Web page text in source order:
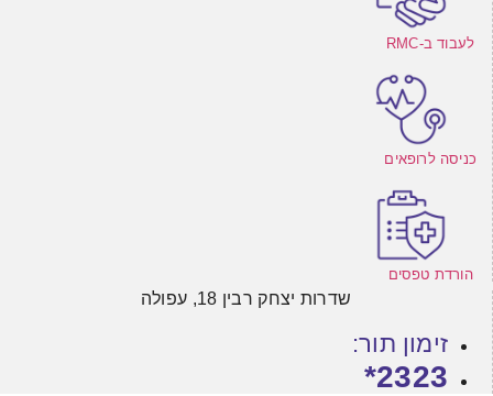
לעבוד ב-RMC
כניסה לרופאים
הורדת טפסים
שדרות יצחק רבין 18, עפולה
זימון תור:
2323*